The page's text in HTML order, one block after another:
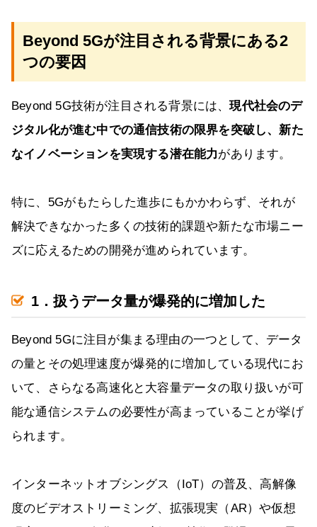
Beyond 5Gが注目される背景にある2
つの要因
Beyond 5G技術が注目される背景には、現代社会のデ
ジタル化が進む中での通信技術の限界を突破し、新た
なイノベーションを実現する潜在能力があります。
特に、5Gがもたらした進歩にもかかわらず、それが
解決できなかった多くの技術的課題や新たな市場ニー
ズに応えるための開発が進められています。
1．扱うデータ量が爆発的に増加した
Beyond 5Gに注目が集まる理由の一つとして、データ
の量とその処理速度が爆発的に増加している現代にお
いて、さらなる高速化と大容量データの取り扱いが可
能な通信システムの必要性が高まっていることが挙げ
られます。
インターネットオブシングス（IoT）の普及、高解像
度のビデオストリーミング、拡張現実（AR）や仮想